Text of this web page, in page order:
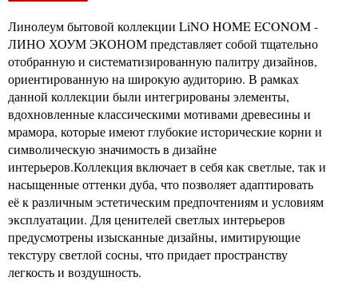
Линолеум бытовой коллекции LiNO HOME ECONOM -
ЛИНО ХОУМ ЭКОНОМ представляет собой тщательно
отобранную и систематизированную палитру дизайнов,
ориентированную на широкую аудиторию. В рамках
данной коллекции были интегрированы элементы,
вдохновленные классическими мотивами древесины и
мрамора, которые имеют глубокие исторические корни и
символическую значимость в дизайне
интерьеров.Коллекция включает в себя как светлые, так и
насыщенные оттенки дуба, что позволяет адаптировать
её к различным эстетическим предпочтениям и условиям
эксплуатации. Для ценителей светлых интерьеров
предусмотрены изысканные дизайны, имитирующие
текстуру светлой сосны, что придает пространству
легкость и воздушность.